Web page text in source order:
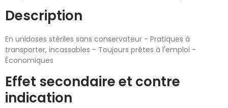
Description
En unidoses stériles sans conservateur - Pratiques à
transporter, incassables - Toujours prêtes à l'emploi -
Économiques
Effet secondaire et contre
indication